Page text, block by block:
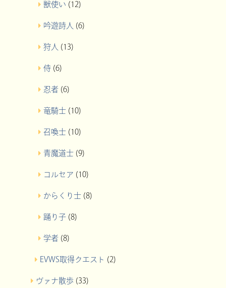
獣使い (12)
吟遊詩人 (6)
狩人 (13)
侍 (6)
忍者 (6)
竜騎士 (10)
召喚士 (10)
青魔道士 (9)
コルセア (10)
からくり士 (8)
踊り子 (8)
学者 (8)
EVWS取得クエスト (2)
ヴァナ散歩 (33)